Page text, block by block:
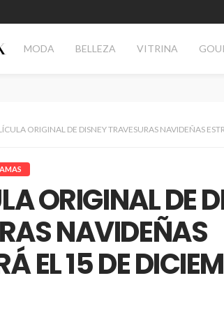
MODA BELLEZA VITRINA
ORIGINAL DE DISNEY TRAVESURAS NAVIDEÑAS ESTRENARÁ EL 15 DE DICIEMBRE EN
ORIGINAL DE
NAVIDEÑAS
EL 15 DE